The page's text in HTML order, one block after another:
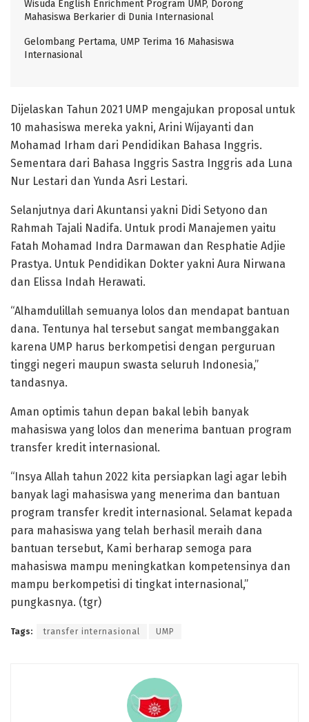
Wisuda English Enrichment Program UMP, Dorong
Mahasiswa Berkarier di Dunia Internasional
Gelombang Pertama, UMP Terima 16 Mahasiswa
Internasional
Dijelaskan Tahun 2021 UMP mengajukan proposal untuk
10 mahasiswa mereka yakni, Arini Wijayanti dan
Mohamad Irham dari Pendidikan Bahasa Inggris.
Sementara dari Bahasa Inggris Sastra Inggris ada Luna
Nur Lestari dan Yunda Asri Lestari.
Selanjutnya dari Akuntansi yakni Didi Setyono dan
Rahmah Tajali Nadifa. Untuk prodi Manajemen yaitu
Fatah Mohamad Indra Darmawan dan Resphatie Adjie
Prastya. Untuk Pendidikan Dokter yakni Aura Nirwana
dan Elissa Indah Herawati.
“Alhamdulillah semuanya lolos dan mendapat bantuan
dana. Tentunya hal tersebut sangat membanggakan
karena UMP harus berkompetisi dengan perguruan
tinggi negeri maupun swasta seluruh Indonesia,”
tandasnya.
Aman optimis tahun depan bakal lebih banyak
mahasiswa yang lolos dan menerima bantuan program
transfer kredit internasional.
“Insya Allah tahun 2022 kita persiapkan lagi agar lebih
banyak lagi mahasiswa yang menerima dan bantuan
program transfer kredit internasional. Selamat kepada
para mahasiswa yang telah berhasil meraih dana
bantuan tersebut, Kami berharap semoga para
mahasiswa mampu meningkatkan kompetensinya dan
mampu berkompetisi di tingkat internasional,”
pungkasnya. (tgr)
Tags: transfer internasional UMP